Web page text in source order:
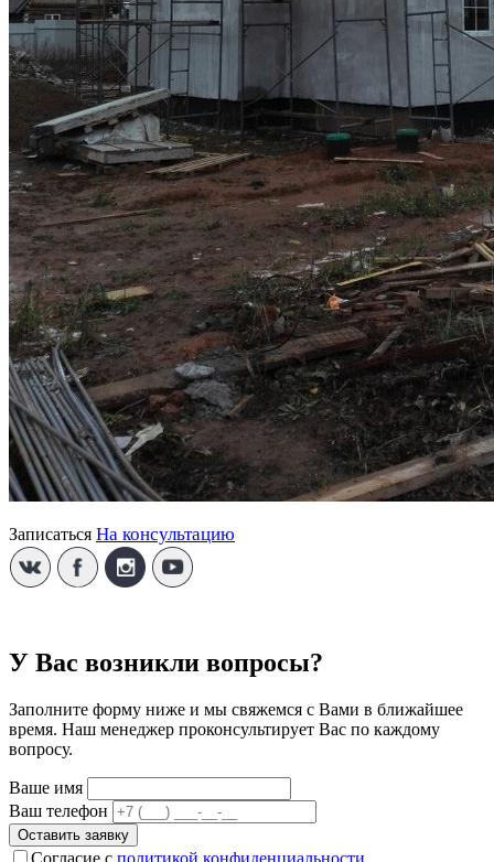
Записаться На консультацию
У Вас возникли вопросы?
Заполните форму ниже и мы свяжемся с Вами в ближайшее
время. Наш менеджер проконсультирует Вас по каждому
вопросу.
Ваше имя
Ваш телефон
Оставить заявку
Согласие с политикой конфиденциальности